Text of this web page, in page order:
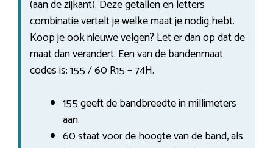
(aan de zijkant). Deze getallen en letters
combinatie vertelt je welke maat je nodig hebt.
Koop je ook nieuwe velgen? Let er dan op dat de
maat dan verandert. Een van de bandenmaat
codes is: 155 / 60 R15 – 74H.
155 geeft de bandbreedte in millimeters
aan.
60 staat voor de hoogte van de band, als